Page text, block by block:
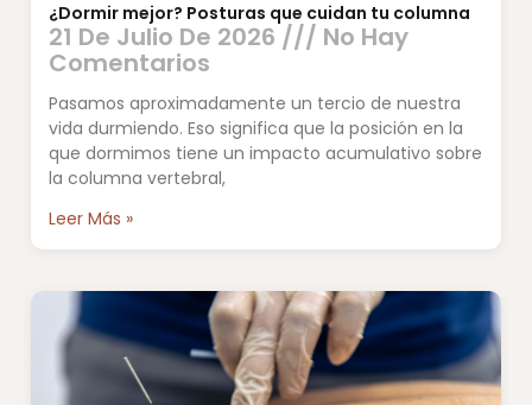
¿Dormir mejor? Posturas que cuidan tu columna
21 De Julio De 2026 No Hay
Comentarios
Pasamos aproximadamente un tercio de nuestra
vida durmiendo. Eso significa que la posición en la
que dormimos tiene un impacto acumulativo sobre
la columna vertebral,
Leer Más »